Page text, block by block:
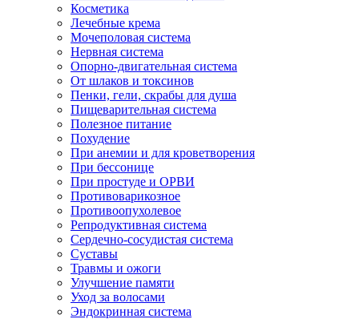
Косметика
Лечебные крема
Мочеполовая система
Нервная система
Опорно-двигательная система
От шлаков и токсинов
Пенки, гели, скрабы для душа
Пищеварительная система
Полезное питание
Похудение
При анемии и для кроветворения
При бессонице
При простуде и ОРВИ
Противоварикозное
Противоопухолевое
Репродуктивная система
Сердечно-сосудистая система
Суставы
Травмы и ожоги
Улучшение памяти
Уход за волосами
Эндокринная система